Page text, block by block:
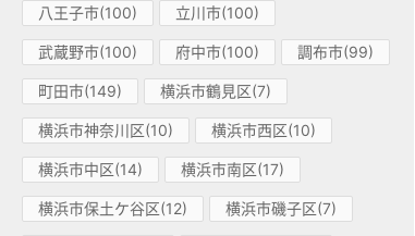
八王子市(100) 立川市(100)
武蔵野市(100) 府中市(100) 調布市(99)
町田市(149) 横浜市鶴見区(7)
横浜市神奈川区(10) 横浜市西区(10)
横浜市中区(14) 横浜市南区(17)
横浜市保土ケ谷区(12) 横浜市磯子区(7)